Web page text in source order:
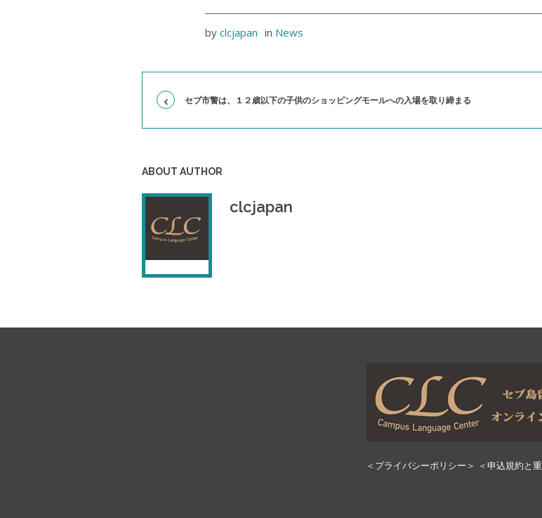
by clcjapan in News
セブ市警は、１２歳以下の子供のショッピングモールへの入場を取り締まる
ABOUT AUTHOR
clcjapan
＜プライバシーポリシー＞ ＜申込規約と